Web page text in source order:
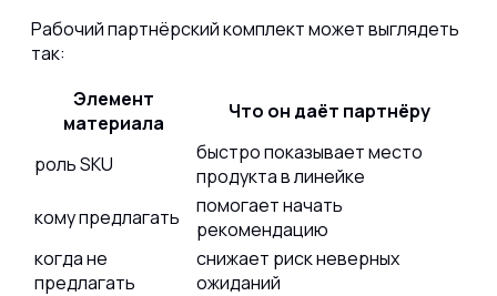
Рабочий партнёрский комплект может выглядеть
так:
Элемент
материала
Что он даёт партнёру
роль SKU
быстро показывает место
продукта в линейке
кому предлагать
помогает начать
рекомендацию
когда не
предлагать
снижает риск неверных
ожиданий